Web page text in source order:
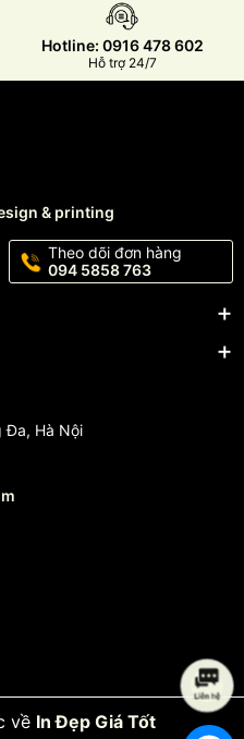
Hotline: 0916 478 602
Hỗ trợ 24/7
& printing
Theo dõi đơn hàng
094 5858 763
Đa, Hà Nội
về In Đẹp Giá Tốt